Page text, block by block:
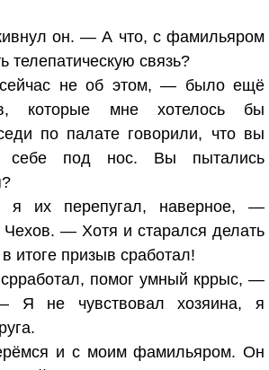
он. — А что, с фамильяром
телепатическую связь?
не об этом, — было ещё
которые мне хотелось бы
по палате говорили, что вы
себе под нос. Вы пытались
их перепугал, наверное, —
Чехов. — Хотя и старался делать
итоге призыв сработал!
помог умный кррыс, —
Я не чувствовал хозяина, я
и с моим фамильяром. Он